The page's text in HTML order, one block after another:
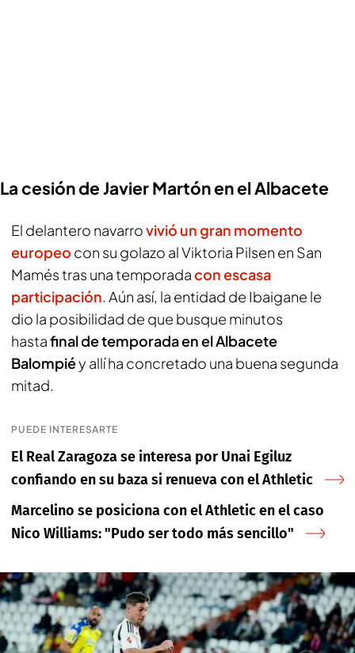
La cesión de Javier Martón en el Albacete
El delantero navarrovivió un gran momento
europeo con su golazo al Viktoria Pilsen en San
Mamés tras una temporadacon escasa
participación. Aún así, la entidad de Ibaigane le
dio la posibilidad de que busque minutos
hastafinal de temporada en el Albacete
Balompiéy allí ha concretado una buena segunda
mitad.
PUEDE INTERESARTE
El Real Zaragoza se interesa por Unai Egiluz
confiando en su baza si renueva con el Athletic
Marcelino se posiciona con el Athletic en el caso
Nico Williams: "Pudo ser todo más sencillo"